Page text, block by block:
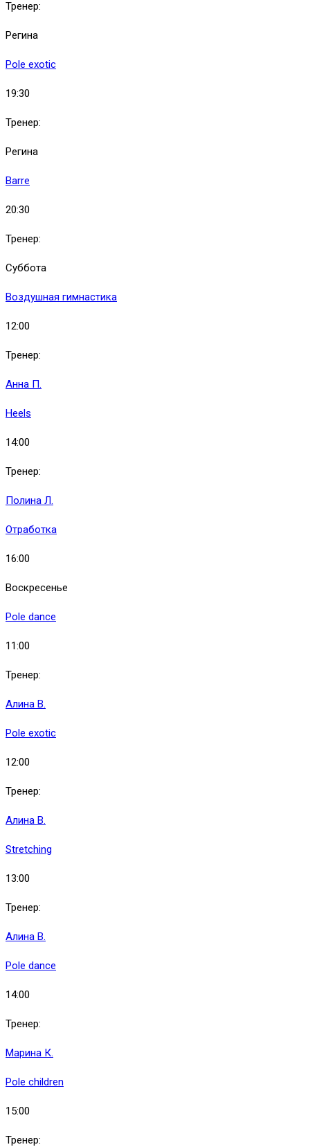
Тренер:
Регина
Pole exotic
19:30
Тренер:
Регина
Barre
20:30
Тренер:
Суббота
Воздушная гимнастика
12:00
Тренер:
Анна П.
Heels
14:00
Тренер:
Полина Л.
Отработка
16:00
Воскресенье
Pole dance
11:00
Тренер:
Алина В.
Pole exotic
12:00
Тренер:
Алина В.
Stretching
13:00
Тренер:
Алина В.
Pole dance
14:00
Тренер:
Марина К.
Pole children
15:00
Тренер: